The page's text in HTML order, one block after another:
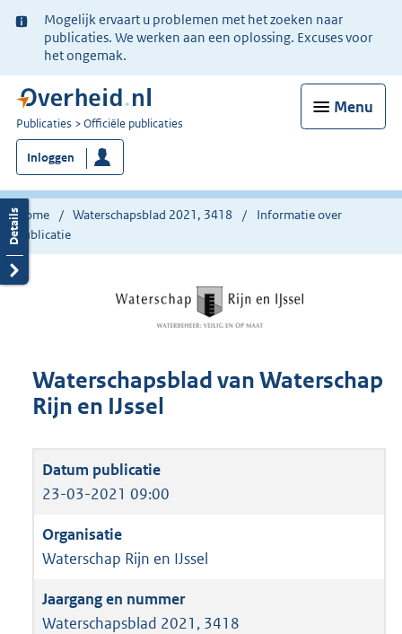
Ter
informatie:
Mogelijk ervaart u problemen met het zoeken naar
publicaties. We werken aan een oplossing. Excuses voor
het ongemak.
Menu
U
bent
nu
hier:
Publicaties Officiële publicaties
Inloggen
Home Waterschapsblad 2021, 3418
Informatie over
publicatie
Waterschapsblad van Waterschap
Rijn en IJssel
23-03-2021 09:00
Waterschap Rijn en IJssel
Waterschapsblad 2021, 3418